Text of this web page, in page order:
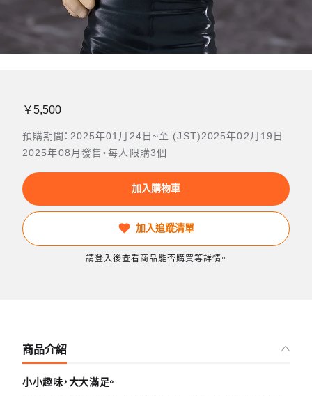
￥5,500
預購期間：2025年01月24日~至 (JST)2025年02月19日
2025年08月發售・每人限購3個
加入購物車
加入追蹤清單
請登入後查看商品能否購買等詳情。
商品介紹
小小趣味，大大滿足。